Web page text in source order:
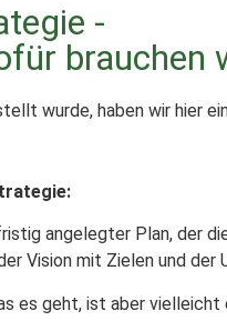
-
brauchen
wurde, haben wir hier
:
angelegter Plan, der
Vision mit Zielen und
es geht, ist aber